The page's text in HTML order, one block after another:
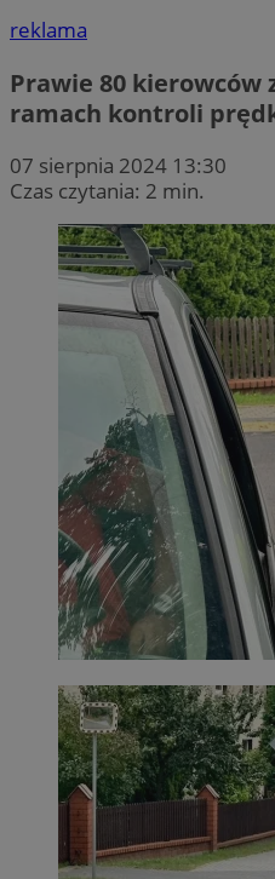
reklama
Prawie 80 kierowców
ramach kontroli
07 sierpnia 2024 13:30
Czas czytania: 2 min.